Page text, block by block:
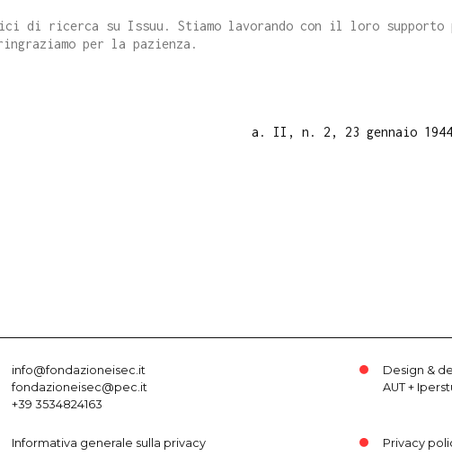
di ricerca su Issuu. Stiamo lavorando con il loro
per la pazienza.
a. II, n. 2, 23 gennaio 1944
info@fondazioneisec.it
fondazioneisec@pec.it
+39 3534824163
Design &
AUT+
Informativa generale sulla privacy Privacy